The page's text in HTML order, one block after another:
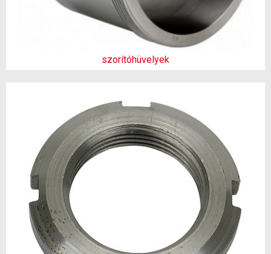
szorítóhüvelyek